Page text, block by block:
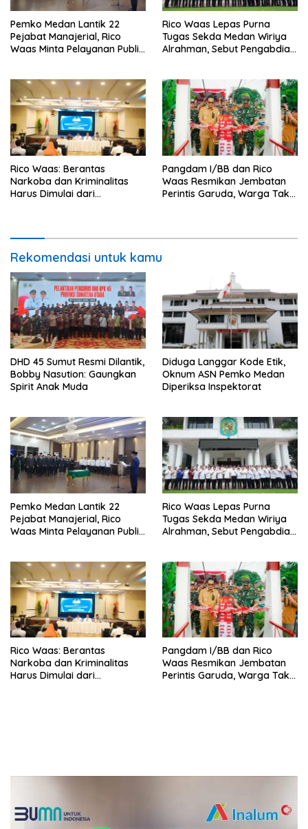
Pemko Medan Lantik 22
Pejabat Manajerial, Rico
Waas Minta Pelayanan Publik
Rico Waas Lepas Purna
Tugas Sekda Medan Wiriya
Alrahman, Sebut Pengabdian
Rico Waas: Berantas
Narkoba dan Kriminalitas
Harus Dimulai dari
Pangdam I/BB dan Rico
Waas Resmikan Jembatan
Perintis Garuda, Warga Tak
Rekomendasi untuk kamu
DHD 45 Sumut Resmi Dilantik,
Bobby Nasution: Gaungkan
Spirit Anak Muda
Diduga Langgar Kode Etik,
Oknum ASN Pemko Medan
Diperiksa Inspektorat
Pemko Medan Lantik 22
Pejabat Manajerial, Rico
Waas Minta Pelayanan Publik
Rico Waas Lepas Purna
Tugas Sekda Medan Wiriya
Alrahman, Sebut Pengabdian
Rico Waas: Berantas
Narkoba dan Kriminalitas
Harus Dimulai dari
Pangdam I/BB dan Rico
Waas Resmikan Jembatan
Perintis Garuda, Warga Tak